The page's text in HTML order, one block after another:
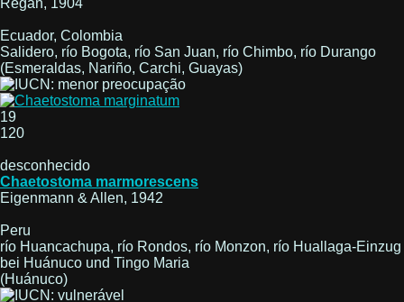
Ecuador, Colombia
Salidero, río Bogota, río San Juan, río Chimbo, río Durango
(Esmeraldas, Nariño, Carchi, Guayas)
19
120
desconhecido
Chaetostoma marmorescens
Eigenmann & Allen, 1942
Peru
río Huancachupa, río Rondos, río Monzon, río Huallaga-Einzug
bei Huánuco und Tingo Maria
(Huánuco)